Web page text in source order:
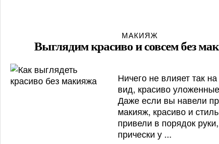
МАКИЯЖ
Выглядим красиво и совсем без
Ничего не влияет так
вид, красиво
Даже если вы навели
макияж, красиво и
привели в порядок
прически у ...